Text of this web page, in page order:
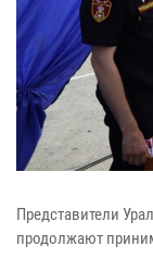
Представители
продолжают